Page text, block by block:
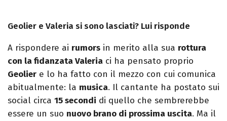
Geolier e Valeria si sono lasciati? Lui risponde
A rispondere ai rumors in merito alla sua rottura
con la fidanzata Valeria ci ha pensato proprio
Geolier e lo ha fatto con il mezzo con cui comunica
abitualmente: la musica. Il cantante ha postato sui
social circa 15 secondi di quello che sembrerebbe
essere un suo nuovo brano di prossima uscita. Ma il